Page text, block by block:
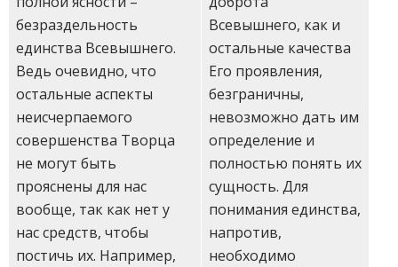
безраздельность
единства Всевышнего.
Ведь очевидно, что
остальные аспекты
неисчерпаемого
совершенства Творца
не могут быть
прояснены для нас
вообще, так как нет у
нас средств, чтобы
постичь их. Например,
Всевышнего, как и
остальные качества
Его проявления,
безграничны,
невозможно дать им
определение и
полностью понять их
сущность. Для
понимания единства,
напротив,
необходимо